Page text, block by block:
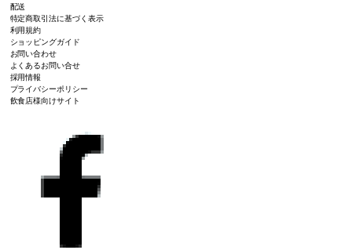
配送
特定商取引法に基づく表示
利用規約
ショッピングガイド
お問い合わせ
よくあるお問い合せ
採用情報
プライバシーポリシー
飲食店様向けサイト